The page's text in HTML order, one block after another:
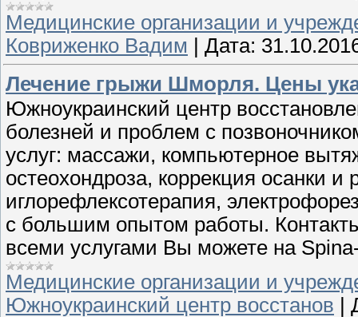
Медицинские организации и
Ковриженко Вадим
Дата:
Лечение грыжи Шморля. Цены
Южноукраинский центр
болезней и проблем с
услуг: массажи, компьютерное
остеохондроза, коррекция осанки и
иглорефлексотерапия,
с большим опытом работы.
всеми услугами Вы можете на
Медицинские организации и
Южноукраинский центр восстанов |